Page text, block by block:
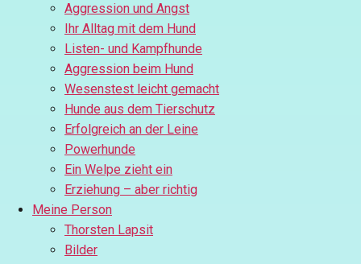
Aggression und Angst
Ihr Alltag mit dem Hund
Listen- und Kampfhunde
Aggression beim Hund
Wesenstest leicht gemacht
Hunde aus dem Tierschutz
Erfolgreich an der Leine
Powerhunde
Ein Welpe zieht ein
Erziehung – aber richtig
Meine Person
Thorsten Lapsit
Bilder